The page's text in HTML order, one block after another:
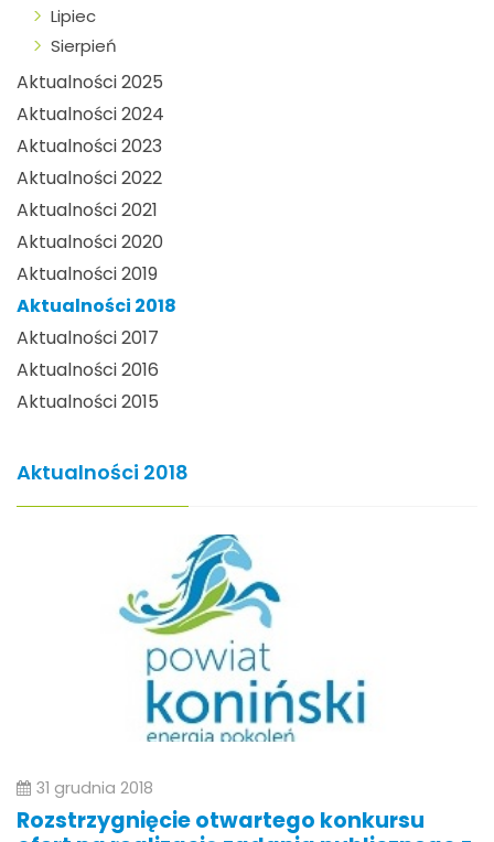
Lipiec
Sierpień
Aktualności 2025
Aktualności 2024
Aktualności 2023
Aktualności 2022
Aktualności 2021
Aktualności 2020
Aktualności 2019
Aktualności 2018
Aktualności 2017
Aktualności 2016
Aktualności 2015
Aktualności 2018
31 grudnia 2018
Rozstrzygnięcie otwartego konkursu